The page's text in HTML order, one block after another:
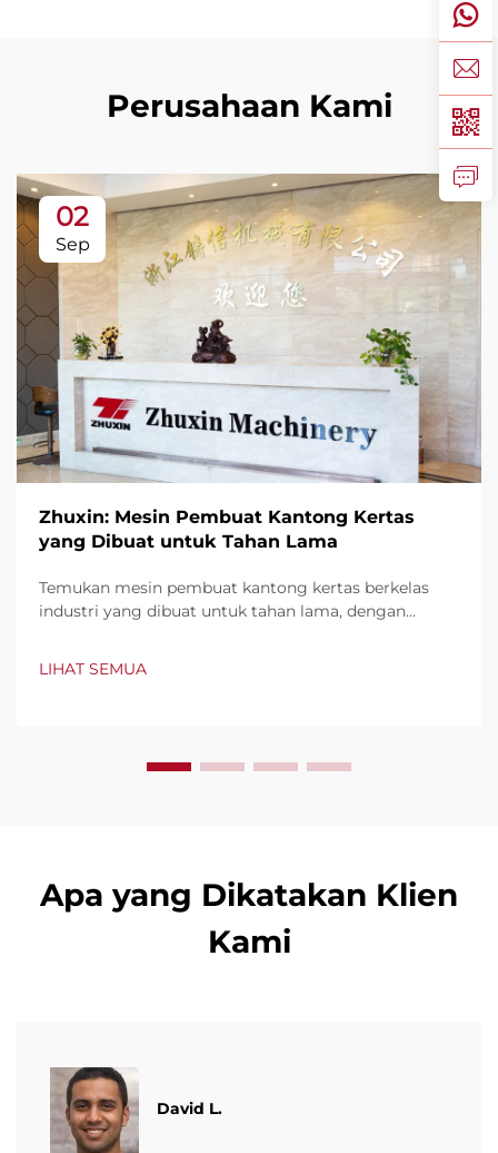
Perusahaan Kami
02
Sep
Zhuxin: Mesin Pembuat Kantong Kertas
yang Dibuat untuk Tahan Lama
Temukan mesin pembuat kantong kertas berkelas
industri yang dibuat untuk tahan lama, dengan
penggunaan, dan waktu henti minimal. Dapatkan
LIHAT SEMUA
Apa yang Dikatakan Klien
Kami
David L.